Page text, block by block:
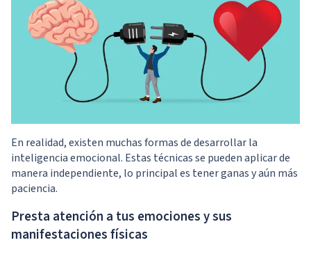
En realidad, existen muchas formas de desarrollar la
inteligencia emocional. Estas técnicas se pueden aplicar de
manera independiente, lo principal es tener ganas y aún más
paciencia.
Presta atención a tus emociones y sus
manifestaciones físicas